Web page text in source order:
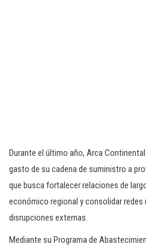
Durante el último año, Arca
gasto de su cadena de suministro a
que busca fortalecer relaciones de
económico regional y consolidar
disrupciones externas.
Mediante su Programa de